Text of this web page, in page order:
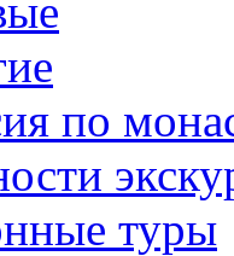
по
туры